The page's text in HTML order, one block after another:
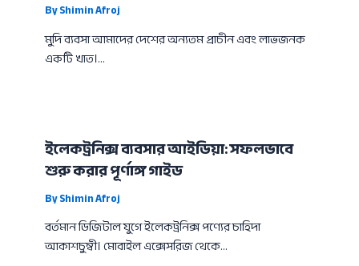
ByShimin Afroj
মুদি ব্যবসা আমাদের দেশের অন্যতম প্রাচীন এবং লাভজনক
একটি খাত।…
ইলেকট্রনিক্স ব্যবসার আইডিয়া: সফলভাবে
শুরু করার পূর্ণাঙ্গ গাইড
ByShimin Afroj
বর্তমান ডিজিটাল যুগে ইলেকট্রনিক্স পণ্যের চাহিদা
আকাশচুম্বী। মোবাইল এক্সেসরিজ থেকে…